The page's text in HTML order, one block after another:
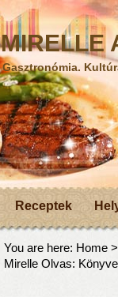
MIRELLE
Gasztronómia.
Receptek
You are here: Home
Mirelle Olvas: